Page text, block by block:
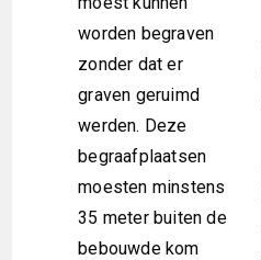
worden begraven
zonder dat er
graven geruimd
werden. Deze
begraafplaatsen
moesten minstens
35 meter buiten de
bebouwde kom